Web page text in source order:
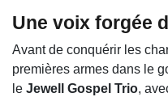
Une voix forgée
Avant de conquérir les
premières armes dans le
le Jewell Gospel Trio,